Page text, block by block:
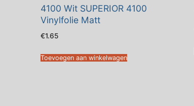
4100 Wit SUPERIOR 4100
Vinylfolie Matt
€1.65
Toevoegen aan winkelwagen